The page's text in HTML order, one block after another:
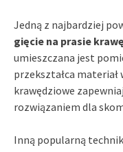
Jedną z najbardziej
gięcie na prasie
umieszczana jest
przekształca materiał
krawędziowe
rozwiązaniem dla
Inną popularną